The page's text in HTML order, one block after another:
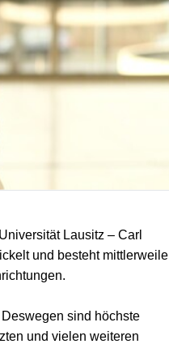
Lausitz – Carl
und besteht mittlerweile
sind höchste
und vielen weiteren